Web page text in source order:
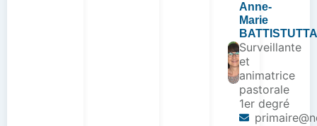
Anne-
Marie
BATTISTUTTA
Surveillante
et
animatrice
pastorale
1er degré